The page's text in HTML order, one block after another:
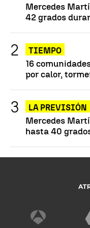
Mercedes
42 grados
TIEMPO
16
por calor,
LA PREVISIÓN
Mercedes
hasta 40